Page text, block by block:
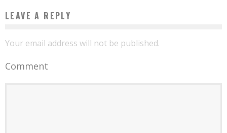
LEAVE A REPLY
Your email address will not be published.
Comment